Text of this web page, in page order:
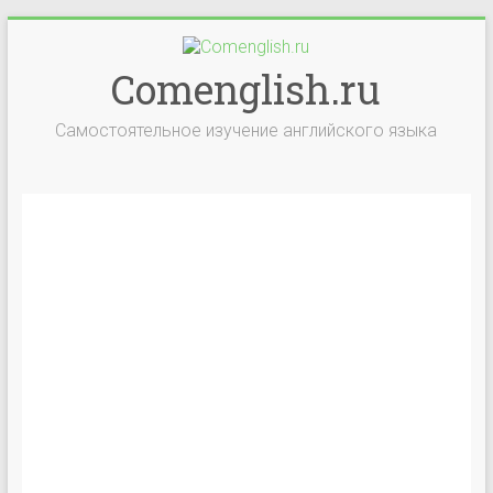
Comenglish.ru
Самостоятельное изучение английского языка